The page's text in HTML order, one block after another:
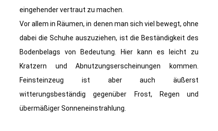
eingehender vertraut zu machen.
Vor allem in Räumen, in denen man sich viel bewegt, ohne
dabei die Schuhe auszuziehen, ist die Beständigkeit des
Bodenbelags von Bedeutung. Hier kann es leicht zu
Kratzern und Abnutzungserscheinungen kommen.
Feinsteinzeug ist aber auch äußerst
witterungsbeständig gegenüber Frost, Regen und
übermäßiger Sonneneinstrahlung.